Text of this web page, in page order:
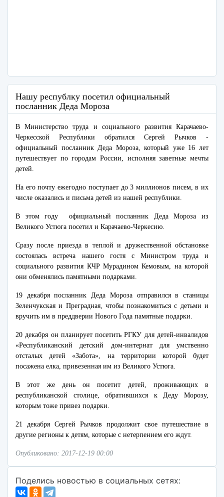
Нашу республку посетил официальный
посланник Деда Мороза
В Министерство труда и социального развития Карачаево-
Черкесской Республики обратился Сергей Рычков -
официальный посланник Деда Мороза, который уже 16 лет
путешествует по городам России, исполняя заветные мечты
детей.
На его почту ежегодно поступает до 3 миллионов писем, в их
числе оказались и письма детей из нашей республики.
В этом году официальный посланник Деда Мороза из
Великого Устюга посетил и Карачаево-Черкесию.
Сразу после приезда в теплой и дружественной обстановке
состоялась встреча нашего гостя с Министром труда и
социального развития КЧР Мурадином Кемовым, на которой
они обменялись памятными подарками.
19 декабря посланник Деда Мороза отправился в станицы
Зеленчукская и Преградная, чтобы познакомиться с детьми и
вручить им в преддверии Нового Года памятные подарки.
20 декабря он планирует посетить РГКУ для детей-инвалидов
«Республиканский детский дом-интернат для умственно
отсталых детей «Забота», на территории которой будет
посажена елка, привезенная им из Великого Устюга.
В этот же день он посетит детей, проживающих в
республиканской столице, обратившихся к Деду Морозу,
которым тоже привез подарки.
21 декабря Сергей Рычков продолжит свое путешествие в
другие регионы к детям, которые с нетерпением его ждут.
Опубликовано: 2017-12-19 00:00
Поделись новостью в социальных сетях: